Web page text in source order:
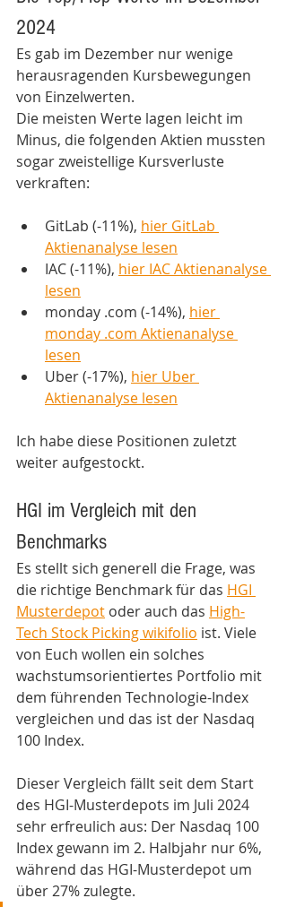
2024
Es gab im Dezember nur wenige
herausragenden Kursbewegungen
von Einzelwerten.
Die meisten Werte lagen leicht im
Minus, die folgenden Aktien mussten
sogar zweistellige Kursverluste
verkraften:
GitLab (-11%), hier GitLab
Aktienanalyse lesen
IAC (-11%), hier IAC Aktienanalyse
lesen
monday .com (-14%), hier
monday .com Aktienanalyse
lesen
Uber (-17%), hier Uber
Aktienanalyse lesen
Ich habe diese Positionen zuletzt
weiter aufgestockt.
HGI im Vergleich mit den
Benchmarks
Es stellt sich generell die Frage, was
die richtige Benchmark für das HGI
Musterdepot oder auch das High-
Tech Stock Picking wikifolio ist. Viele
von Euch wollen ein solches
wachstumsorientiertes Portfolio mit
dem führenden Technologie-Index
vergleichen und das ist der Nasdaq
100 Index.
Dieser Vergleich fällt seit dem Start
des HGI-Musterdepots im Juli 2024
sehr erfreulich aus: Der Nasdaq 100
Index gewann im 2. Halbjahr nur 6%,
während das HGI-Musterdepot um
über 27% zulegte.